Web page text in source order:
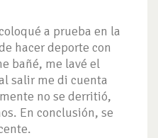
a prueba en la
hacer deporte con
bañé, me lavé el
salir me di cuenta
no se derritió,
En conclusión, se